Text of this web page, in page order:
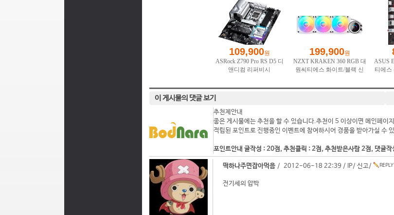
이 게시물의 댓글 보기
추천제안내
좋은 게시물에는 추천을 할 수 있습니다.추천이 5 이상이면 메인페이
적립된 포인트로 진행중인 이벤트에 참여하시어 경품을 받아가실 수
포인트안내 글작성 : 20점, 추천클릭 : 2점, 추천받은사람 2점, 댓글작
떡하나주면잡아먹음 / 2012-06-18 22:39 / IP/ 신고/
전기세의 압박